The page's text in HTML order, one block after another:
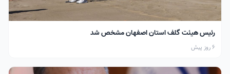
رئیس هیئت گلف استان اصفهان مشخص شد
6 روز پیش